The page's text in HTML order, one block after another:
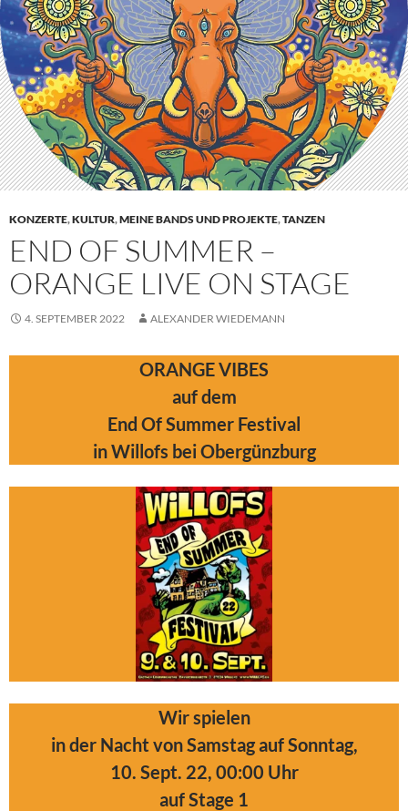
KONZERTE,KULTUR,MEINE BANDS UND PROJEKTE,TANZEN
END OF SUMMER –
ORANGE LIVE ON STAGE
4. SEPTEMBER 2022 ALEXANDER WIEDEMANN
ORANGE VIBES
auf dem
End Of Summer Festival
in Willofs bei Obergünzburg
Wir spielen
in der Nacht von Samstag auf Sonntag,
10. Sept. 22, 00:00 Uhr
auf Stage 1